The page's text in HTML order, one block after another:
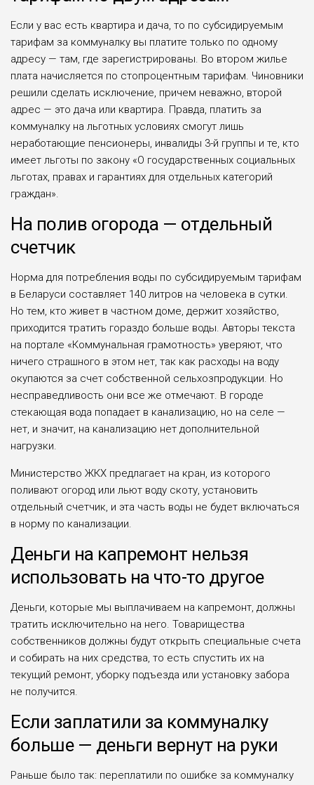
Если у вас есть квартира и дача, то по субсидируемым
тарифам за коммуналку вы платите только по одному
адресу — там, где зарегистрированы. Во втором жилье
плата начисляется по стопроцентным тарифам. Чиновники
решили сделать исключение, причем неважно, второй
адрес — это дача или квартира. Правда, платить за
коммуналку на льготных условиях смогут лишь
неработающие пенсионеры, инвалиды 3-й группы и те, кто
имеет льготы по закону «О государственных социальных
льготах, правах и гарантиях для отдельных категорий
граждан».
На полив огорода — отдельный
счетчик
Норма для потребления воды по субсидируемым тарифам
в Беларуси составляет 140 литров на человека в сутки.
Но тем, кто живет в частном доме, держит хозяйство,
приходится тратить гораздо больше воды. Авторы текста
на портале «Коммунальная грамотность» уверяют, что
ничего страшного в этом нет, так как расходы на воду
окупаются за счет собственной сельхозпродукции. Но
несправедливость они все же отмечают. В городе
стекающая вода попадает в канализацию, но на селе —
нет, и значит, на канализацию нет дополнительной
нагрузки.
Министерство ЖКХ предлагает на кран, из которого
поливают огород или льют воду скоту, установить
отдельный счетчик, и эта часть воды не будет включаться
в норму по канализации.
Деньги на капремонт нельзя
использовать на что-то другое
Деньги, которые мы выплачиваем на капремонт, должны
тратить исключительно на него. Товарищества
собственников должны будут открыть специальные счета
и собирать на них средства, то есть спустить их на
текущий ремонт, уборку подъезда или установку забора
не получится.
Если заплатили за коммуналку
больше — деньги вернут на руки
Раньше было так: переплатили по ошибке за коммуналку